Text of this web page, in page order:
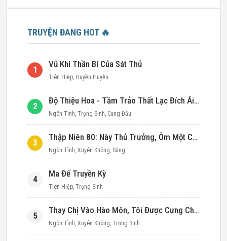
TRUYỆN ĐANG HOT 🔥
1
Vũ Khí Thần Bí Của Sát Thủ
Tiên Hiệp, Huyền Huyễn
2
Độ Thiệu Hoa - Tầm Trảo Thất Lạc Đích Ái Tình
Ngôn Tình, Trọng Sinh, Cung Đấu
3
Thập Niên 80: Này Thủ Trưởng, Ôm Một Cái Đi!
Ngôn Tình, Xuyên Không, Sủng
4
Ma Đế Truyền Kỳ
Tiên Hiệp, Trọng Sinh
5
Thay Chị Vào Hào Môn, Tôi Được Cưng Chiều Hết Mực (Thập Niên 90)
Ngôn Tình, Xuyên Không, Trọng Sinh